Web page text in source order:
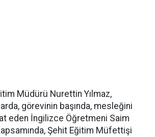
Müdürü Nurettin Yılmaz,
görevinin başında, mesleğini
eden İngilizce Öğretmeni Saim
Şehit Eğitim Müfettişi